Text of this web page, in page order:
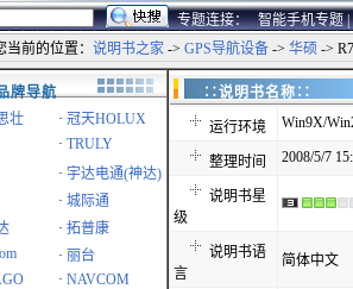
专题连接： 智能手机专题 |
当前的位置： 说明书之家 -> GPS导航设备 -> 华硕 ->
牌导航
壮 · 冠天HOLUX
· TRULY
· 宇达电通(神达)
· 城际通
· 拓普康
· 丽台
· NAVCOM
∷说明书名
运行环境 Win9X/
整理时间 2008/5/7
说明书星
级
说明书语
言
简体中文